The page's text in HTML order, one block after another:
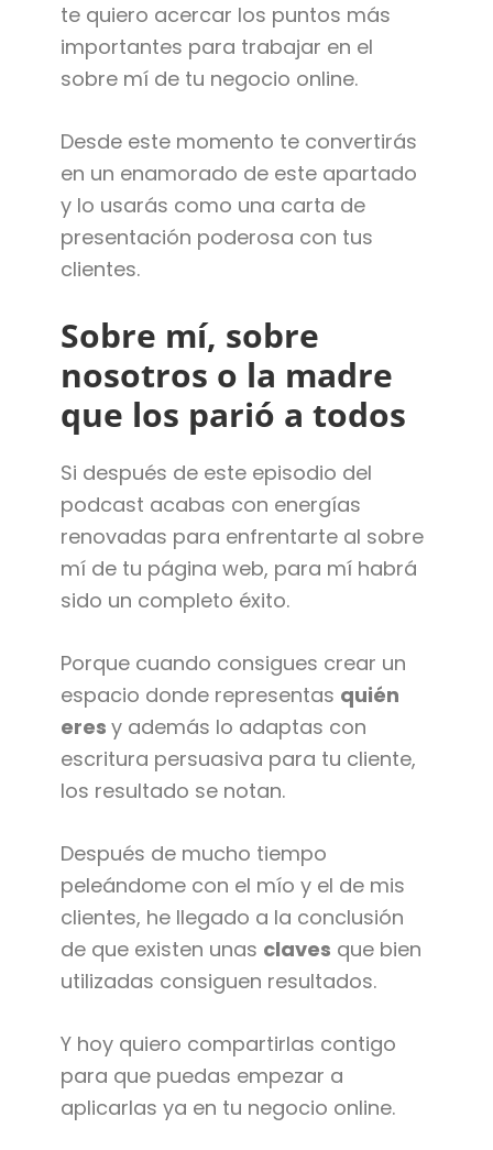
te quiero acercar los puntos más
importantes para trabajar en el
sobre mí de tu negocio online.
Desde este momento te convertirás
en un enamorado de este apartado
y lo usarás como una carta de
presentación poderosa con tus
clientes.
Sobre mí, sobre
nosotros o la madre
que los parió a todos
Si después de este episodio del
podcast acabas con energías
renovadas para enfrentarte al sobre
mí de tu página web, para mí habrá
sido un completo éxito.
Porque cuando consigues crear un
espacio donde representas quién
eres y además lo adaptas con
escritura persuasiva para tu cliente,
los resultado se notan.
Después de mucho tiempo
peleándome con el mío y el de mis
clientes, he llegado a la conclusión
de que existen unas claves que bien
utilizadas consiguen resultados.
Y hoy quiero compartirlas contigo
para que puedas empezar a
aplicarlas ya en tu negocio online.